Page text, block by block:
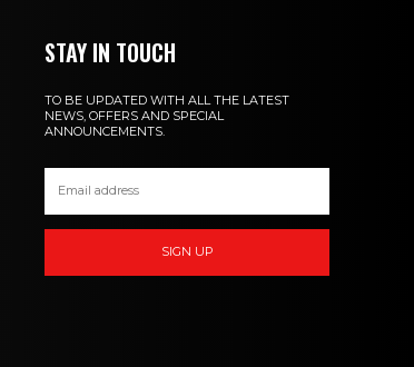
STAY IN TOUCH
TO BE UPDATED WITH ALL THE LATEST
NEWS, OFFERS AND SPECIAL
ANNOUNCEMENTS.
SIGN UP